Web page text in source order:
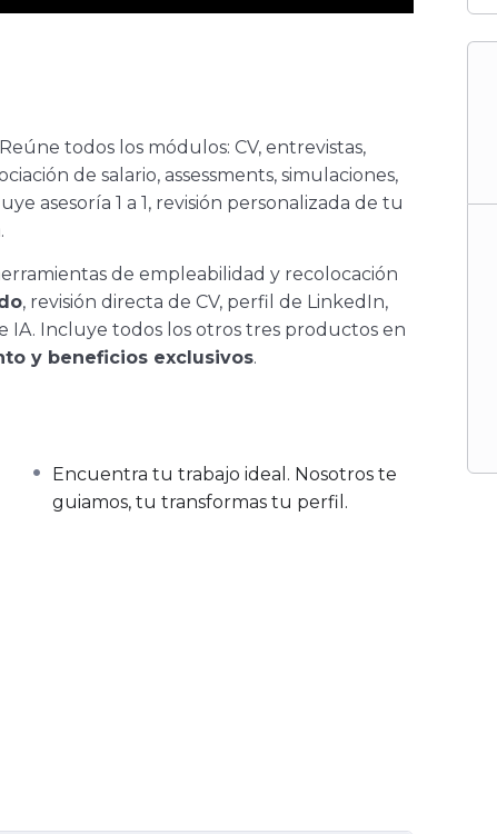
todos los módulos: CV, entrevistas,
de salario, assessments, simulaciones,
asesoría 1 a 1, revisión personalizada de tu
de empleabilidad y recolocación
, revisión directa de CV, perfil de LinkedIn,
IA. Incluye todos los otros tres productos en
y beneficios exclusivos.
Encuentra tu trabajo ideal. Nosotros te
guiamos, tu transformas tu perfil.